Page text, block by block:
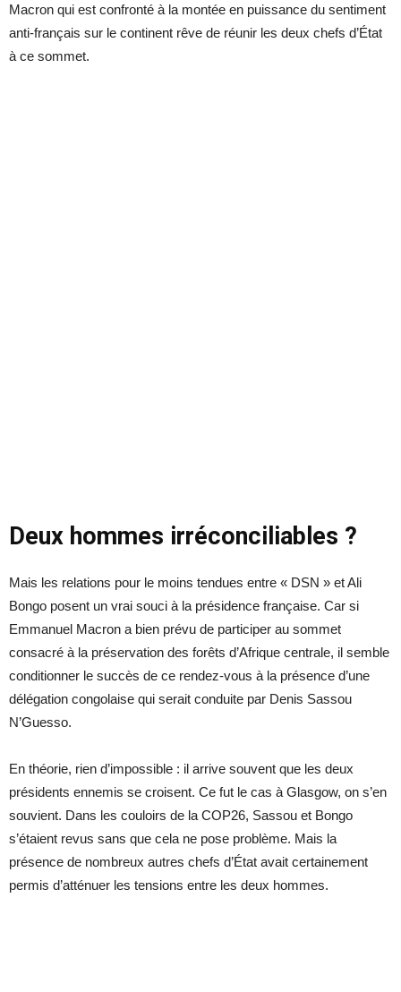
Macron qui est confronté à la montée en puissance du sentiment
anti-français sur le continent rêve de réunir les deux chefs d’État
à ce sommet.
Deux hommes irréconciliables ?
Mais les relations pour le moins tendues entre « DSN » et Ali
Bongo posent un vrai souci à la présidence française. Car si
Emmanuel Macron a bien prévu de participer au sommet
consacré à la préservation des forêts d’Afrique centrale, il semble
conditionner le succès de ce rendez-vous à la présence d’une
délégation congolaise qui serait conduite par Denis Sassou
N’Guesso.
En théorie, rien d’impossible : il arrive souvent que les deux
présidents ennemis se croisent. Ce fut le cas à Glasgow, on s’en
souvient. Dans les couloirs de la COP26, Sassou et Bongo
s’étaient revus sans que cela ne pose problème. Mais la
présence de nombreux autres chefs d’État avait certainement
permis d’atténuer les tensions entre les deux hommes.